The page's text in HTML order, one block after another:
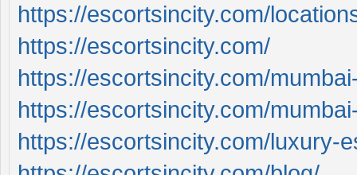
https://escortsincity.com/
https://escortsincity.com/
https://escortsincity.com/
https://escortsincity.com/
https://escortsincity.com/luxury-